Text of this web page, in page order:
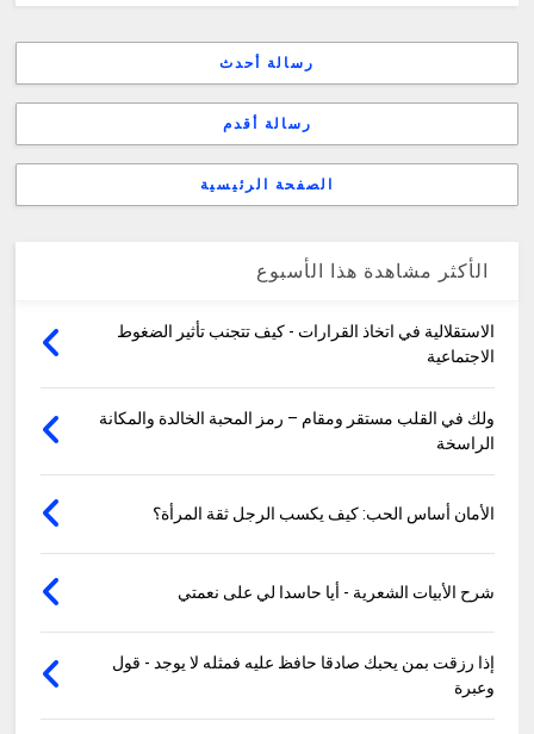
رسالة أحدث
رسالة أقدم
الصفحة الرئيسية
الأكثر مشاهدة هذا الأسبوع
الاستقلالية في اتخاذ القرارات - كيف تتجنب تأثير الضغوط
الاجتماعية
ولك في القلب مستقر ومقام – رمز المحبة الخالدة والمكانة
الراسخة
الأمان أساس الحب: كيف يكسب الرجل ثقة المرأة؟
شرح الأبيات الشعرية - أيا حاسدا لي على نعمتي
إذا رزقت بمن يحبك صادقا حافظ عليه فمثله لا يوجد - قول
وعبرة